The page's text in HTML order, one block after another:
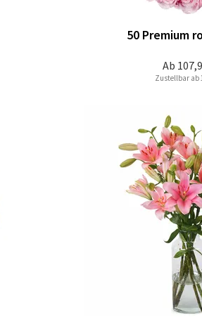
Ab
50 Premium
Zustellbar ab